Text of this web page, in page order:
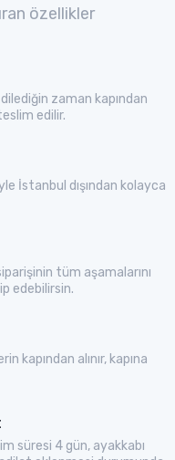
özellikler
zaman kapından
edilir.
İstanbul dışından kolayca
tüm aşamalarını
edebilirsin.
kapından alınır, kapına
süresi 4 gün, ayakkabı